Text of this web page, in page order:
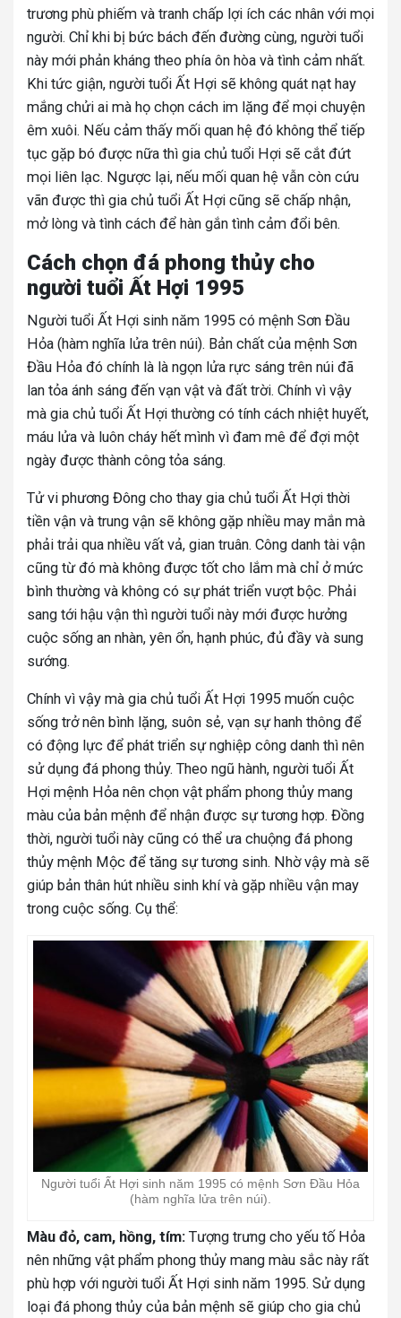
trương phù phiếm và tranh chấp lợi ích các nhân với mọi
người. Chỉ khi bị bức bách đến đường cùng, người tuổi
này mới phản kháng theo phía ôn hòa và tình cảm nhất.
Khi tức giận, người tuổi Ất Hợi sẽ không quát nạt hay
mắng chửi ai mà họ chọn cách im lặng để mọi chuyện
êm xuôi. Nếu cảm thấy mối quan hệ đó không thể tiếp
tục gặp bó được nữa thì gia chủ tuổi Hợi sẽ cắt đứt
mọi liên lạc. Ngược lại, nếu mối quan hệ vẫn còn cứu
vãn được thì gia chủ tuổi Ất Hợi cũng sẽ chấp nhận,
mở lòng và tình cách để hàn gắn tình cảm đổi bên.
Cách chọn đá phong thủy cho
người tuổi Ất Hợi 1995
Người tuổi Ất Hợi sinh năm 1995 có mệnh Sơn Đầu
Hỏa (hàm nghĩa lửa trên núi). Bản chất của mệnh Sơn
Đầu Hỏa đó chính là là ngọn lửa rực sáng trên núi đã
lan tỏa ánh sáng đến vạn vật và đất trời. Chính vì vậy
mà gia chủ tuổi Ất Hợi thường có tính cách nhiệt huyết,
máu lửa và luôn cháy hết mình vì đam mê để đợi một
ngày được thành công tỏa sáng.
Tử vi phương Đông cho thay gia chủ tuổi Ất Hợi thời
tiền vận và trung vận sẽ không gặp nhiều may mắn mà
phải trải qua nhiều vất vả, gian truân. Công danh tài vận
cũng từ đó mà không được tốt cho lắm mà chỉ ở mức
bình thường và không có sự phát triển vượt bộc. Phải
sang tới hậu vận thì người tuổi này mới được hưởng
cuộc sống an nhàn, yên ổn, hạnh phúc, đủ đầy và sung
sướng.
Chính vì vậy mà gia chủ tuổi Ất Hợi 1995 muốn cuộc
sống trở nên bình lặng, suôn sẻ, vạn sự hanh thông để
có động lực để phát triển sự nghiệp công danh thì nên
sử dụng đá phong thủy. Theo ngũ hành, người tuổi Ất
Hợi mệnh Hỏa nên chọn vật phẩm phong thủy mang
màu của bản mệnh để nhận được sự tương hợp. Đồng
thời, người tuổi này cũng có thể ưa chuộng đá phong
thủy mệnh Mộc để tăng sự tương sinh. Nhờ vậy mà sẽ
giúp bản thân hút nhiều sinh khí và gặp nhiều vận may
trong cuộc sống. Cụ thể:
Người tuổi Ất Hợi sinh năm 1995 có mệnh Sơn Đầu Hỏa
(hàm nghĩa lửa trên núi).
Màu đỏ, cam, hồng, tím: Tượng trưng cho yếu tố Hỏa
nên những vật phẩm phong thủy mang màu sắc này rất
phù hợp với người tuổi Ất Hợi sinh năm 1995. Sử dụng
loại đá phong thủy của bản mệnh sẽ giúp cho gia chủ